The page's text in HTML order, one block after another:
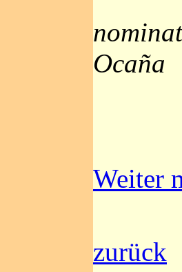
Ocaña
Weiter
zurück